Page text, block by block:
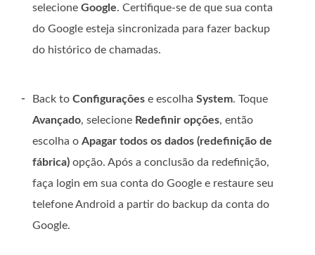
selecione Google. Certifique-se de que sua conta
do Google esteja sincronizada para fazer backup
do histórico de chamadas.
- Back to Configurações e escolha System. Toque
Avançado, selecione Redefinir opções, então
escolha o Apagar todos os dados (redefinição de
fábrica) opção. Após a conclusão da redefinição,
faça login em sua conta do Google e restaure seu
telefone Android a partir do backup da conta do
Google.